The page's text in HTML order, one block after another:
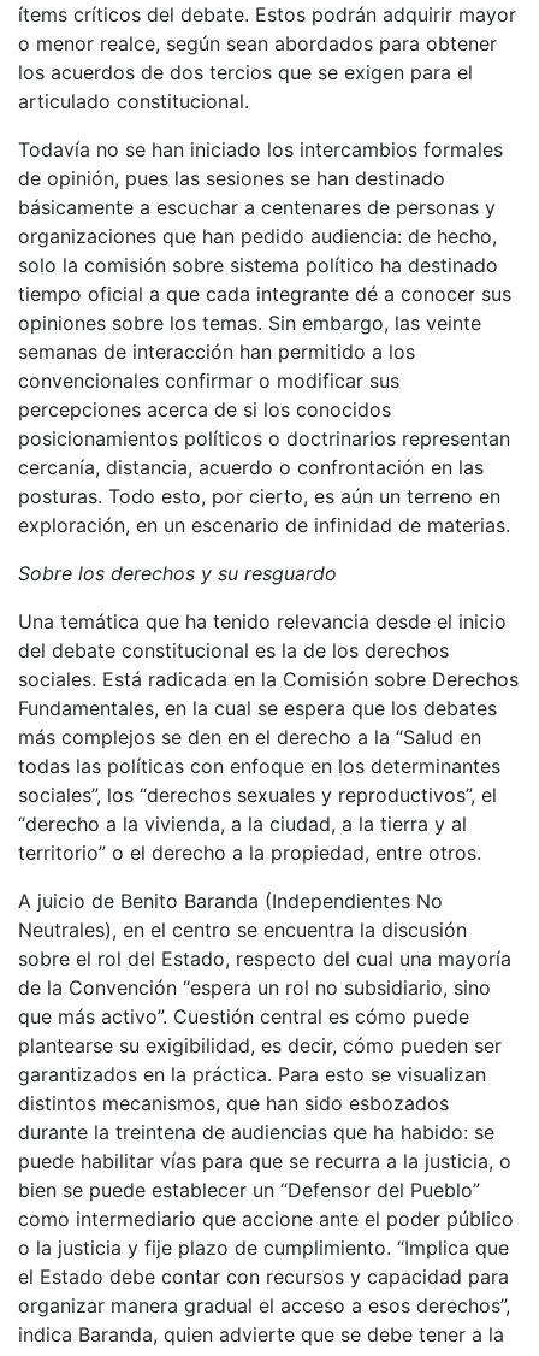
ítems críticos del debate. Estos podrán adquirir mayor
o menor realce, según sean abordados para obtener
los acuerdos de dos tercios que se exigen para el
articulado constitucional.
Todavía no se han iniciado los intercambios formales
de opinión, pues las sesiones se han destinado
básicamente a escuchar a centenares de personas y
organizaciones que han pedido audiencia: de hecho,
solo la comisión sobre sistema político ha destinado
tiempo oficial a que cada integrante dé a conocer sus
opiniones sobre los temas. Sin embargo, las veinte
semanas de interacción han permitido a los
convencionales confirmar o modificar sus
percepciones acerca de si los conocidos
posicionamientos políticos o doctrinarios representan
cercanía, distancia, acuerdo o confrontación en las
posturas. Todo esto, por cierto, es aún un terreno en
exploración, en un escenario de infinidad de materias.
Sobre los derechos y su resguardo
Una temática que ha tenido relevancia desde el inicio
del debate constitucional es la de los derechos
sociales. Está radicada en la Comisión sobre Derechos
Fundamentales, en la cual se espera que los debates
más complejos se den en el derecho a la “Salud en
todas las políticas con enfoque en los determinantes
sociales”, los “derechos sexuales y reproductivos”, el
“derecho a la vivienda, a la ciudad, a la tierra y al
territorio” o el derecho a la propiedad, entre otros.
A juicio de Benito Baranda (Independientes No
Neutrales), en el centro se encuentra la discusión
sobre el rol del Estado, respecto del cual una mayoría
de la Convención “espera un rol no subsidiario, sino
que más activo”. Cuestión central es cómo puede
plantearse su exigibilidad, es decir, cómo pueden ser
garantizados en la práctica. Para esto se visualizan
distintos mecanismos, que han sido esbozados
durante la treintena de audiencias que ha habido: se
puede habilitar vías para que se recurra a la justicia, o
bien se puede establecer un “Defensor del Pueblo”
como intermediario que accione ante el poder público
o la justicia y fije plazo de cumplimiento. “Implica que
el Estado debe contar con recursos y capacidad para
organizar manera gradual el acceso a esos derechos”,
indica Baranda, quien advierte que se debe tener a la